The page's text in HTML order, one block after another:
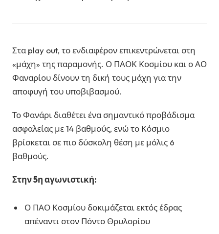
Στα play out, το ενδιαφέρον επικεντρώνεται στη
«μάχη» της παραμονής. Ο ΠΑΟΚ Κοσμίου και ο ΑΟ
Φαναρίου δίνουν τη δική τους μάχη για την
αποφυγή του υποβιβασμού.
Το Φανάρι διαθέτει ένα σημαντικό προβάδισμα
ασφαλείας με 14 βαθμούς, ενώ το Κόσμιο
βρίσκεται σε πιο δύσκολη θέση με μόλις 6
βαθμούς.
Στην 5η αγωνιστική:
Ο ΠΑΟ Κοσμίου δοκιμάζεται εκτός έδρας
απέναντι στον Πόντο Θρυλορίου